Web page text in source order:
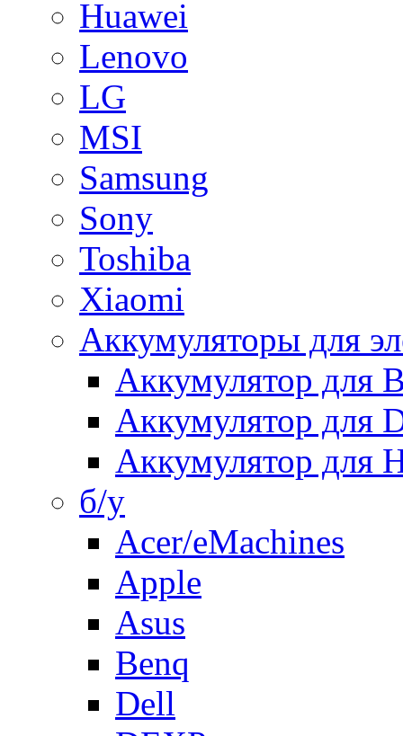
Huawei
Lenovo
LG
MSI
Samsung
Sony
Toshiba
Xiaomi
Аккумуляторы для
Аккумулятор для
Аккумулятор для
Аккумулятор для
б/у
Acer/eMachines
Apple
Asus
Benq
Dell